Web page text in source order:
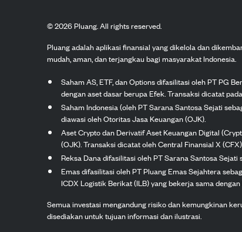
©2026Pluang. All rights reserved.
Pluang adalah aplikasi finansial yang dikelola dan
mudah, aman, dan terjangkau bagi masyarakat Indonesia.
Saham AS, ETF, dan Options difasilitasi oleh PT PG
dengan aset dasar berupa Efek. Transaksi dicatat
Saham Indonesia (oleh PT Sarana Santosa Sejati
diawasi oleh Otoritas Jasa Keuangan (OJK).
Aset Crypto dan Derivatif Aset Keuangan Digital
(OJK). Transaksi dicatat oleh Central Finansial X
Reksa Dana difasilitasi oleh PT Sarana Santosa
Emas difasilitasi oleh PT Pluang Emas Sejahtera
ICDX Logistik Berikat (ILB) yang bekerja sama
Semua investasi mengandung risiko dan kemungkinan
disediakan untuk tujuan informasi dan ilustrasi.